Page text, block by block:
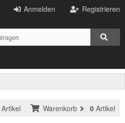
Registrieren
Anmelden
Warenkorb 0 Artikel
Artikel